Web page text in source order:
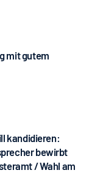
mit gutem
kandidieren:
bewirbt
/ Wahl am